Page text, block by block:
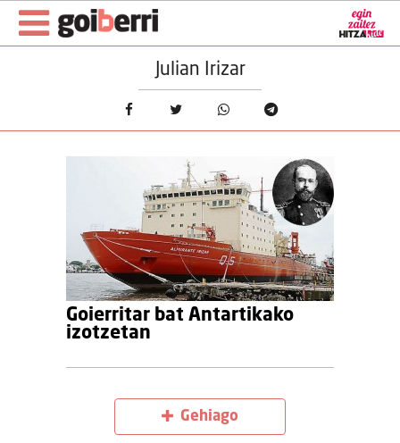
Julian Irizar
Goierritar bat Antartikako
izotzetan
Gehiago